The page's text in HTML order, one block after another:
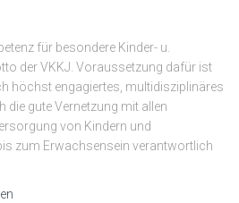
für besondere Kinder- u.
der VKKJ. Voraussetzung dafür ist
höchst engagiertes, multidisziplinäres
die gute Vernetzung mit allen
von Kindern und
zum Erwachsensein verantwortlich